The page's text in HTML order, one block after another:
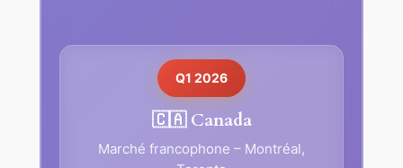
Q1 2026
🇨🇦 Canada
Marché francophone – Montréal,